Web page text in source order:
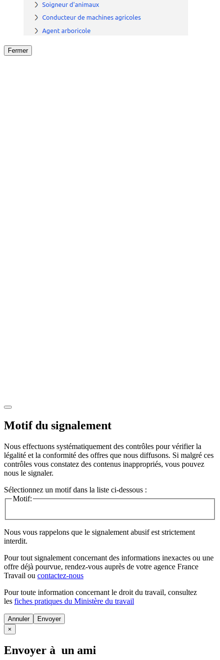
Fermer
Motif du signalement
Nous effectuons systématiquement des contrôles pour vérifier la
légalité et la conformité des offres que nous diffusons. Si malgré ces
contrôles vous constatez des contenus inappropriés, vous pouvez
nous le signaler.
Sélectionnez un motif dans la liste ci-dessous :
Motif:
Nous vous rappelons que le signalement abusif est strictement
interdit.
Pour tout signalement concernant des informations inexactes ou une
offre déjà pourvue, rendez-vous auprès de votre agence France
Travail ou contactez-nous
Pour toute information concernant le droit du travail, consultez
les fiches pratiques du Ministère du travail
Annuler
×
Envoyer à un ami